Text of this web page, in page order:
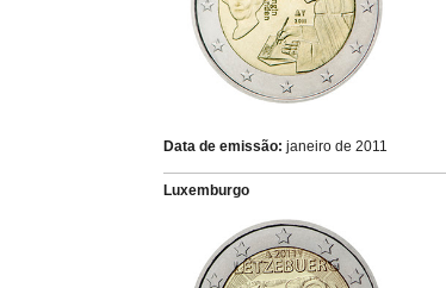
Data de emissão: janeiro de 2011
Luxemburgo